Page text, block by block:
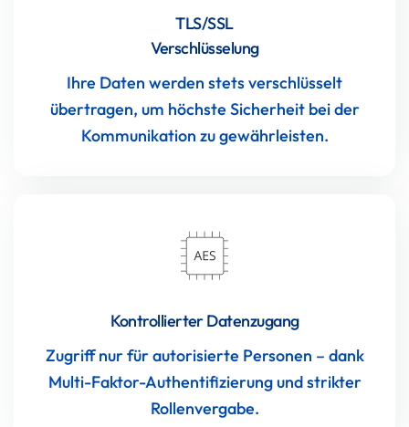
TLS/SSL
Verschlüsselung
Ihre Daten werden stets verschlüsselt
übertragen, um höchste Sicherheit bei der
Kommunikation zu gewährleisten.
Kontrollierter Datenzugang
Zugriff nur für autorisierte Personen – dank
Multi-Faktor-Authentifizierung und strikter
Rollenvergabe.